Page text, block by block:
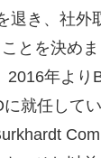
退き、社外
とを決めま
2016年より
就任して